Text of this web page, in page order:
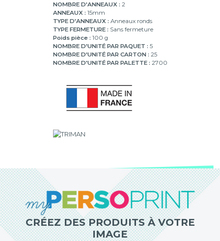
NOMBRE D'ANNEAUX : 2
ANNEAUX : 15mm
TYPE D'ANNEAUX : Anneaux ronds
TYPE FERMETURE : Sans fermeture
Poids pièce : 100 g
NOMBRE D'UNITÉ PAR PAQUET : 5
NOMBRE D'UNITÉ PAR CARTON : 25
NOMBRE D'UNITÉ PAR PALETTE : 2700
CRÉEZ DES PRODUITS À VOTRE
IMAGE